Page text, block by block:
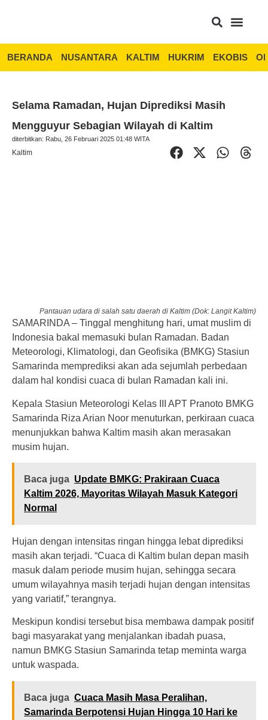
BERANDA NUSANTARA KALTIM HUKRIM EKOBIS
Selama Ramadan, Hujan Diprediksi Masih
Mengguyur Sebagian Wilayah di Kaltim
diterbitkan: Rabu, 26 Februari 2025 01:48 WITA
Kaltim
Pantauan udara di salah satu daerah di Kaltim (Dok: Langit Kaltim)
SAMARINDA – Tinggal menghitung hari, umat muslim di
Indonesia bakal memasuki bulan Ramadan. Badan
Meteorologi, Klimatologi, dan Geofisika (BMKG) Stasiun
Samarinda memprediksi akan ada sejumlah perbedaan
dalam hal kondisi cuaca di bulan Ramadan kali ini.
Kepala Stasiun Meteorologi Kelas III APT Pranoto BMKG
Samarinda Riza Arian Noor menuturkan, perkiraan cuaca
menunjukkan bahwa Kaltim masih akan merasakan
musim hujan.
Baca juga Update BMKG: Prakiraan Cuaca
Kaltim 2026, Mayoritas Wilayah Masuk Kategori
Normal
Hujan dengan intensitas ringan hingga lebat diprediksi
masih akan terjadi. “Cuaca di Kaltim bulan depan masih
masuk dalam periode musim hujan, sehingga secara
umum wilayahnya masih terjadi hujan dengan intensitas
yang variatif,” terangnya.
Meskipun kondisi tersebut bisa membawa dampak positif
bagi masyarakat yang menjalankan ibadah puasa,
namun BMKG Stasiun Samarinda tetap meminta warga
untuk waspada.
Baca juga Cuaca Masih Masa Peralihan,
Samarinda Berpotensi Hujan Hingga 10 Hari ke